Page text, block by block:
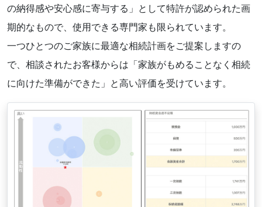
の納得感や安心感に寄与する」として特許が認められた画
期的なもので、使用できる専門家も限られています。
一つひとつのご家族に最適な相続計画をご提案しますの
で、相談されたお客様からは「家族がもめることなく相続
に向けた準備ができた」と高い評価を受けています。